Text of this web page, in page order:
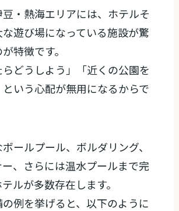
・熱海エリアには、ホテルそ
遊び場になっている施設が驚
特徴です。
らどうしよう」「近くの公園を
いう心配が無用になるからで
ールプール、ボルダリング、
、さらには温水プールまで完
ルが多数存在します。
例を挙げると、以下のように